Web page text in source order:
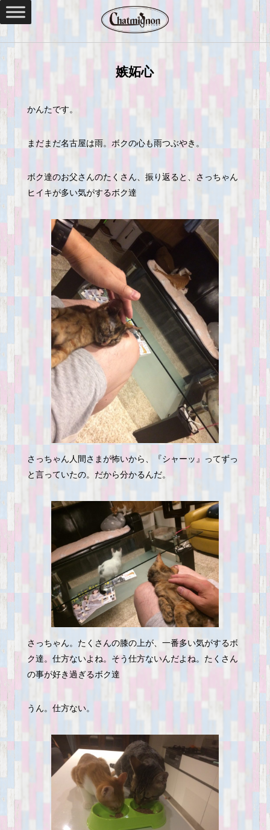
嫉妬心
かんたです。
まだまだ名古屋は雨。ボクの心も雨つぶやき。
ボク達のお父さんのたくさん、振り返ると、さっちゃん
ヒイキが多い気がするボク達
さっちゃん人間さまが怖いから、『シャーッ』ってずっ
と言っていたの。だから分かるんだ。
さっちゃん。たくさんの膝の上が、一番多い気がするボ
ク達。仕方ないよね。そう仕方ないんだよね。たくさん
の事が好き過ぎるボク達
うん。仕方ない。